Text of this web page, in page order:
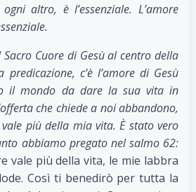
altro, è l’essenziale. L’amore
Cuore di Gesù al centro della
c’è l’amore di Gesù
il mondo da dare la sua vita in
che chiede a noi abbandono,
più della mia vita. È stato vero
abbiamo pregato nel salmo 62:
vale più della vita, le mie labbra
Così ti benedirò per tutta la